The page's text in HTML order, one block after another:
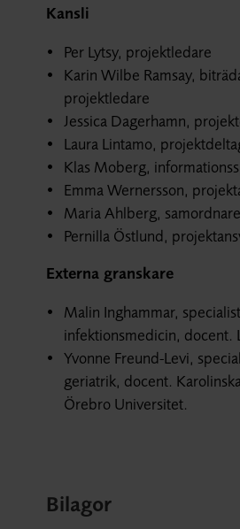
Kansli
Per Lytsy, projektledare
Karin Wilbe Ramsay,
projektledare
Jessica Dagerhamn,
Laura Lintamo,
Klas Moberg,
Emma Wernersson,
Maria Ahlberg,
Pernilla Östlund,
Externa granskare
Malin Inghammar,
infektionsmedicin, docent.
Yvonne Freund-Levi,
geriatrik, docent.
Örebro Universitet.
Bilagor